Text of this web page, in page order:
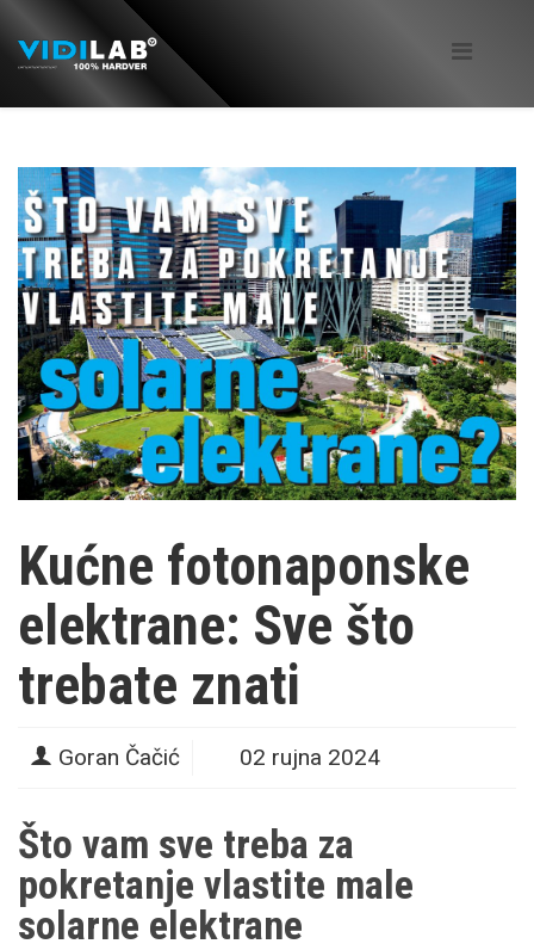
Kućne fotonaponske
elektrane: Sve što
trebate znati
Goran Čačić 02 rujna 2024
Što vam sve treba za
pokretanje vlastite male
solarne elektrane